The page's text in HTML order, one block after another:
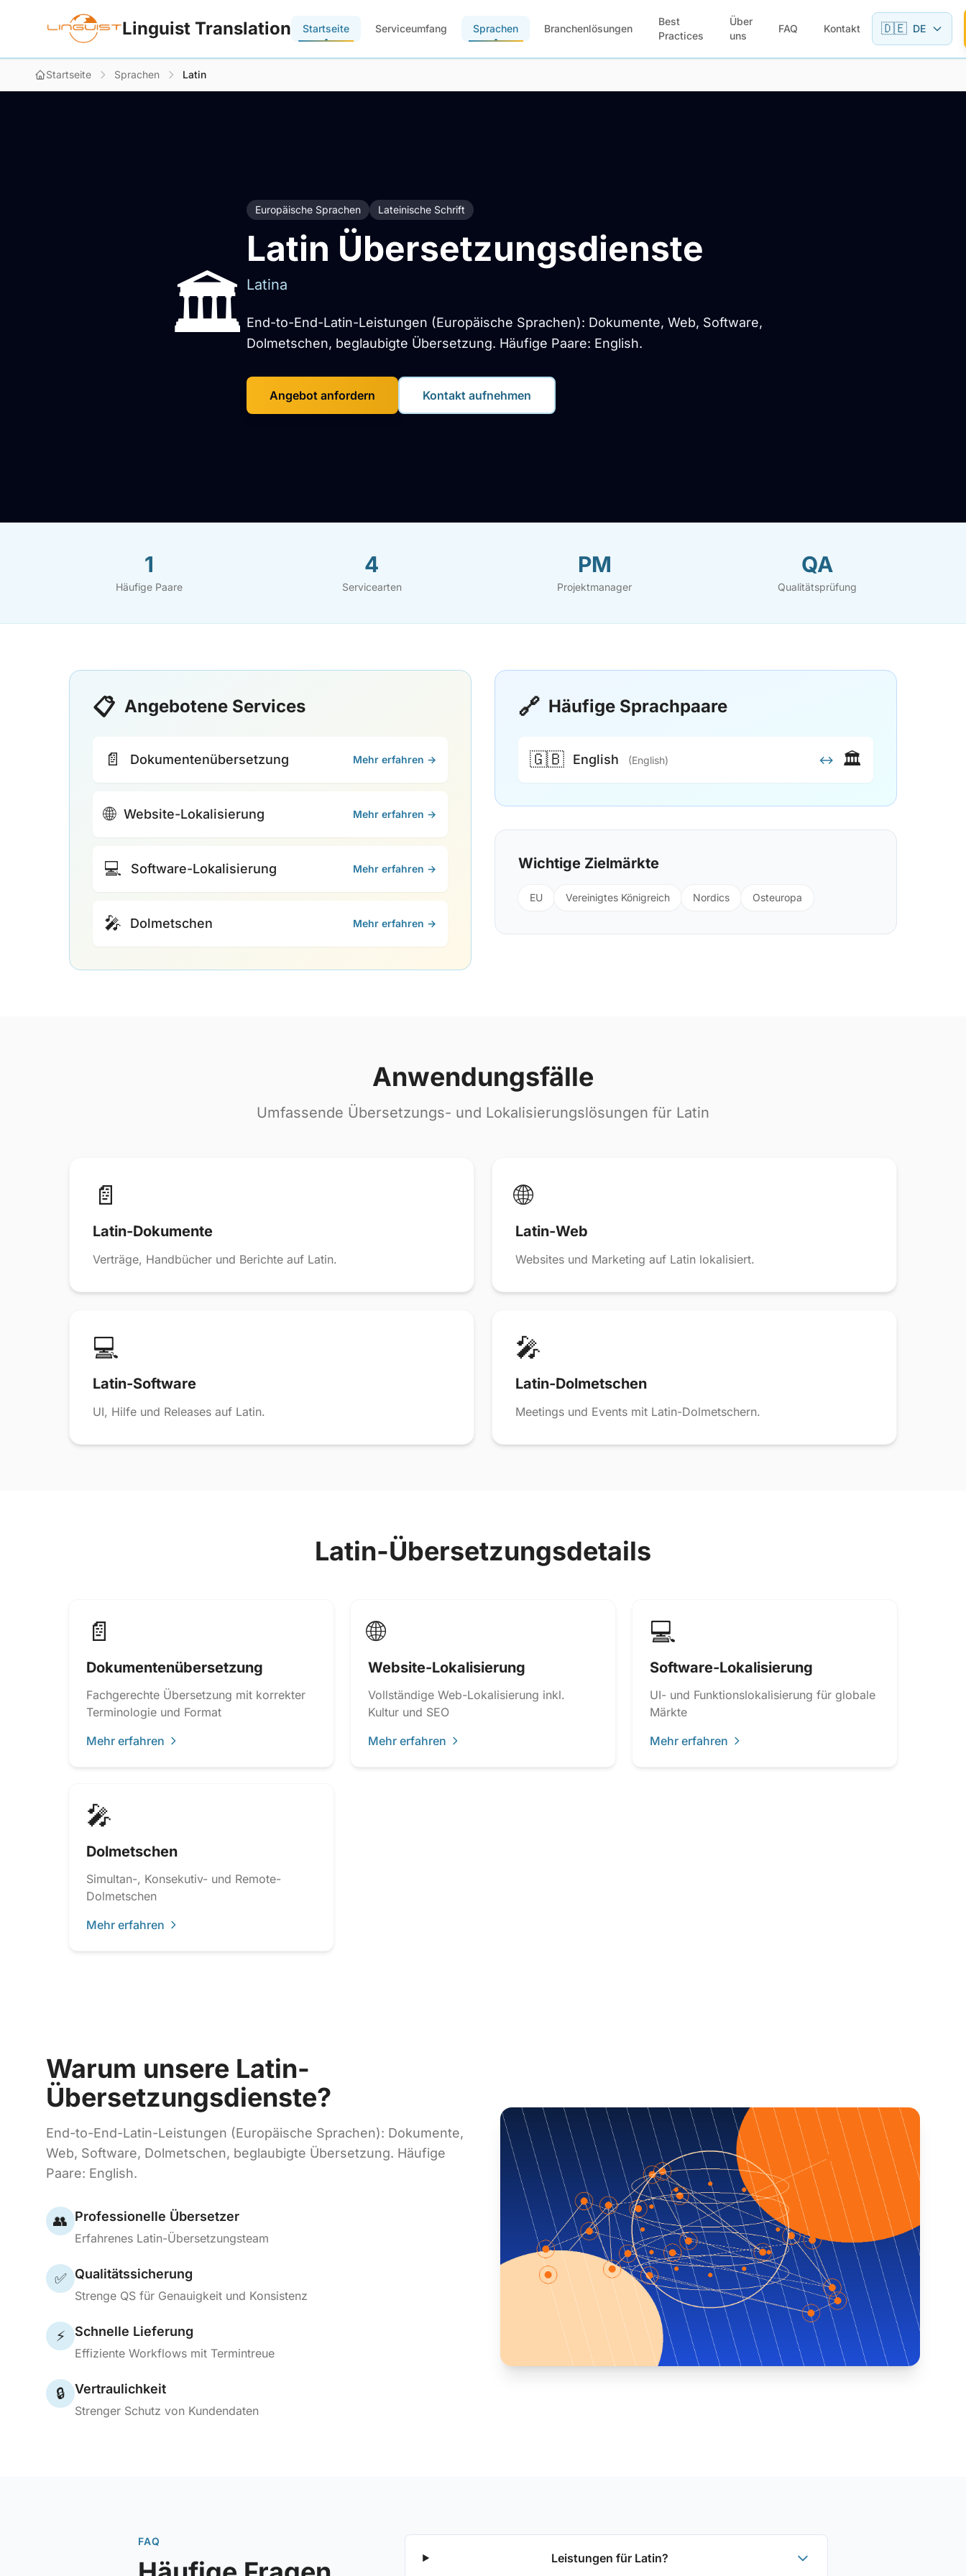
Linguist Translation Startseite Serviceumfang Sprachen Branchenlösungen
Best
Practices
Über
uns
FAQ Kontakt 🇩🇪 DE
Startseite Sprachen Latin
🏛️
Europäische Sprachen Lateinische Schrift
Latin Übersetzungsdienste
Latina
End-to-End-Latin-Leistungen (Europäische Sprachen): Dokumente, Web, Software,
Dolmetschen, beglaubigte Übersetzung. Häufige Paare: English.
Angebot anfordern Kontakt aufnehmen
1
Häufige Paare
4
Servicearten
PM
Projektmanager
QA
Qualitätsprüfung
📋 Angebotene Services
📄 Dokumentenübersetzung Mehr erfahren →
🌐 Website-Lokalisierung Mehr erfahren →
💻 Software-Lokalisierung Mehr erfahren →
🎤 Dolmetschen Mehr erfahren →
🔗 Häufige Sprachpaare
🇬🇧 English (English) ↔ 🏛️
Wichtige Zielmärkte
EU Vereinigtes Königreich Nordics Osteuropa
Anwendungsfälle
Umfassende Übersetzungs- und Lokalisierungslösungen für Latin
📄
Latin-Dokumente
Verträge, Handbücher und Berichte auf Latin.
🌐
Latin-Web
Websites und Marketing auf Latin lokalisiert.
💻
Latin-Software
UI, Hilfe und Releases auf Latin.
🎤
Latin-Dolmetschen
Meetings und Events mit Latin-Dolmetschern.
Latin-Übersetzungsdetails
📄
Dokumentenübersetzung
Fachgerechte Übersetzung mit korrekter
Terminologie und Format
Mehr erfahren
🌐
Website-Lokalisierung
Vollständige Web-Lokalisierung inkl.
Kultur und SEO
Mehr erfahren
💻
Software-Lokalisierung
UI- und Funktionslokalisierung für globale
Märkte
Mehr erfahren
🎤
Dolmetschen
Simultan-, Konsekutiv- und Remote-
Dolmetschen
Mehr erfahren
Warum unsere Latin-
Übersetzungsdienste?
End-to-End-Latin-Leistungen (Europäische Sprachen): Dokumente,
Web, Software, Dolmetschen, beglaubigte Übersetzung. Häufige
Paare: English.
👥 Professionelle Übersetzer
Erfahrenes Latin-Übersetzungsteam
✅ Qualitätssicherung
Strenge QS für Genauigkeit und Konsistenz
⚡ Schnelle Lieferung
Effiziente Workflows mit Termintreue
🔒 Vertraulichkeit
Strenger Schutz von Kundendaten
FAQ
Leistungen für Latin?